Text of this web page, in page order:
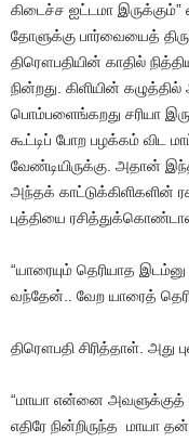
கிடைச்ச ஐட்டமா
தோளுக்கு பார்வையைத்
திரௌபதியின் காதில்
நின்றது. கிளியின்
பொம்பளைங்கறது சரியா
கூட்டிப் போற பழக்கம் விட
வேண்டியிருக்கு. அதான்
அந்தக் காட்டுக்கிளிகளின்
புத்தியை
“யாரையும் தெரியாத
வந்தேன்.. வேற யாரைத்
திரௌபதி சிரித்தாள். அது
“மாயா என்னை அவளுக்குத்
எதிரே நின்றிருந்த மாயா